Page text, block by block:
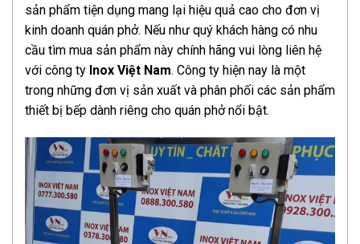
sản phẩm tiện dụng mang lại hiệu quả cao cho đơn vị
kinh doanh quán phở. Nếu như quý khách hàng có nhu
cầu tìm mua sản phẩm này chính hãng vui lòng liên hệ
với công ty Inox Việt Nam. Công ty hiện nay là một
trong những đơn vị sản xuất và phân phối các sản phẩm
thiết bị bếp dành riêng cho quán phở nổi bật.